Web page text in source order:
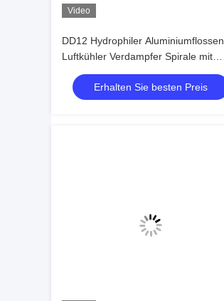
Video
DD12 Hydrophiler Aluminiumflossen
Luftkühler Verdampfer Spirale mit
Scharnieren Verdampfer mit
Expansionsventil Verdampfer für
Kältezimmer
Erhalten Sie besten Preis